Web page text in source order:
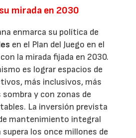
mirada en 2030
enmarca su política de
en el Plan del Juego en el
la mirada fijada en 2030.
es lograr espacios de
más inclusivos, más
sombra y con zonas de
La inversión prevista
mantenimiento integral
supera los once millones de